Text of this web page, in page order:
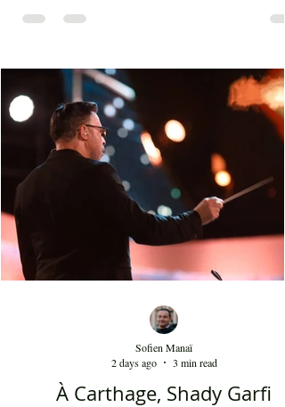
première ligne jouent avec des costumes qui
planches du festival de Carthage. Dans les
gradins, dans un temps d'été très humide, les
présents sont le plus souvent des
qui sont venus se rappeler des années 80 et
90 où la culture italienne dominait le paysage
télévisuel tunisien. Conduit par l'énergique
d'orch
Sofien Manaï